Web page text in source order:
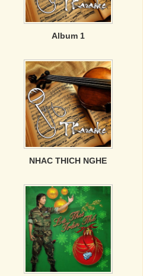
Album 1
NHAC THICH NGHE